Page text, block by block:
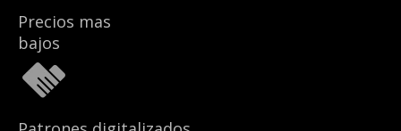
Precios mas
bajos